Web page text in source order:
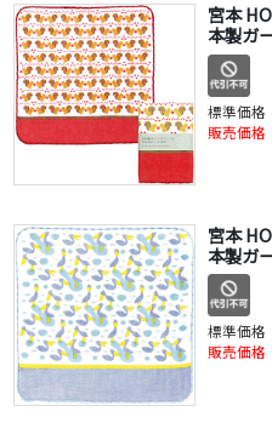
宮本
本製ガ
標準価格
販売価格
宮本
本製ガ
標準価格
販売価格